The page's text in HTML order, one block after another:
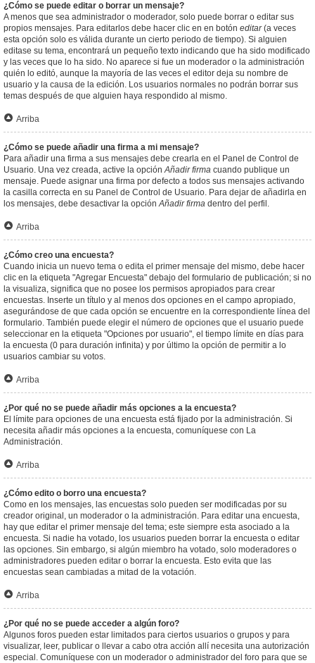
¿Cómo se puede editar o borrar un mensaje?
A menos que sea administrador o moderador, solo puede borrar o editar sus
propios mensajes. Para editarlos debe hacer clic en en botón editar(a veces
esta opción solo es válida durante un cierto periodo de tiempo). Si alguien
editase su tema, encontrará un pequeño texto indicando que ha sido modificado
y las veces que lo ha sido. No aparece si fue un moderador o la administración
quién lo editó, aunque la mayoría de las veces el editor deja su nombre de
usuario y la causa de la edición. Los usuarios normales no podrán borrar sus
temas después de que alguien haya respondido al mismo.
Arriba
¿Cómo se puede añadir una firma a mi mensaje?
Para añadir una firma a sus mensajes debe crearla en el Panel de Control de
Usuario. Una vez creada, active la opciónAñadir firma cuando publique un
mensaje. Puede asignar una firma por defecto a todos sus mensajes activando
la casilla correcta en su Panel de Control de Usuario. Para dejar de añadirla en
los mensajes, debe desactivar la opciónAñadir firma dentro del perfil.
Arriba
¿Cómo creo una encuesta?
Cuando inicia un nuevo tema o edita el primer mensaje del mismo, debe hacer
clic en la etiqueta "Agregar Encuesta" debajo del formulario de publicación; si no
la visualiza, significa que no posee los permisos apropiados para crear
encuestas. Inserte un título y al menos dos opciones en el campo apropiado,
asegurándose de que cada opción se encuentre en la correspondiente línea del
formulario. También puede elegir el número de opciones que el usuario puede
seleccionar en la etiqueta "Opciones por usuario", el tiempo límite en días para
la encuesta (0 para duración infinita) y por último la opción de permitir a lo
usuarios cambiar su votos.
Arriba
¿Por qué no se puede añadir más opciones a la encuesta?
El límite para opciones de una encuesta está fijado por la administración. Si
necesita añadir más opciones a la encuesta, comuníquese con La
Administración.
Arriba
¿Cómo edito o borro una encuesta?
Como en los mensajes, las encuestas solo pueden ser modificadas por su
creador original, un moderador o la administración. Para editar una encuesta,
hay que editar el primer mensaje del tema; este siempre esta asociado a la
encuesta. Si nadie ha votado, los usuarios pueden borrar la encuesta o editar
las opciones. Sin embargo, si algún miembro ha votado, solo moderadores o
administradores pueden editar o borrar la encuesta. Esto evita que las
encuestas sean cambiadas a mitad de la votación.
Arriba
¿Por qué no se puede acceder a algún foro?
Algunos foros pueden estar limitados para ciertos usuarios o grupos y para
visualizar, leer, publicar o llevar a cabo otra acción allí necesita una autorización
especial. Comuníquese con un moderador o administrador del foro para que se